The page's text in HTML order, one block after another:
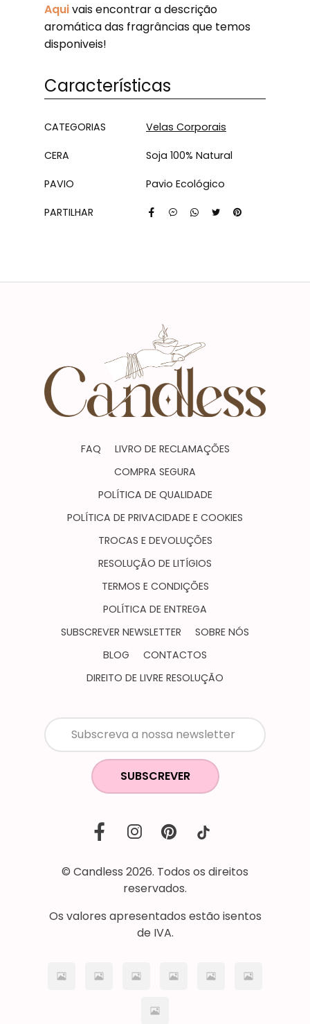
Aquivais encontrar a descrição
aromática das fragrâncias que temos
disponiveis!
Características
Características
CATEGORIAS Velas Corporais
CERA Soja 100% Natural
PAVIO Pavio Ecológico
PARTILHAR
FAQ
LIVRO DE RECLAMAÇÕES
COMPRA SEGURA
POLÍTICA DE QUALIDADE
POLÍTICA DE PRIVACIDADE E COOKIES
TROCAS E DEVOLUÇÕES
RESOLUÇÃO DE LITÍGIOS
TERMOS E CONDIÇÕES
POLÍTICA DE ENTREGA
SUBSCREVER NEWSLETTER
SOBRE NÓS
BLOG
CONTACTOS
DIREITO DE LIVRE RESOLUÇÃO
SUBSCREVER
© Candless 2026. Todos os direitos
reservados.
Os valores apresentados estão isentos
de IVA.